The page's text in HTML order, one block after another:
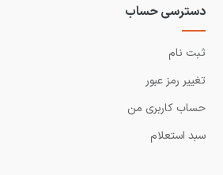
دسترسی حساب
ثبت نام
تغییر رمز عبور
حساب کاربری من
سبد استعلام